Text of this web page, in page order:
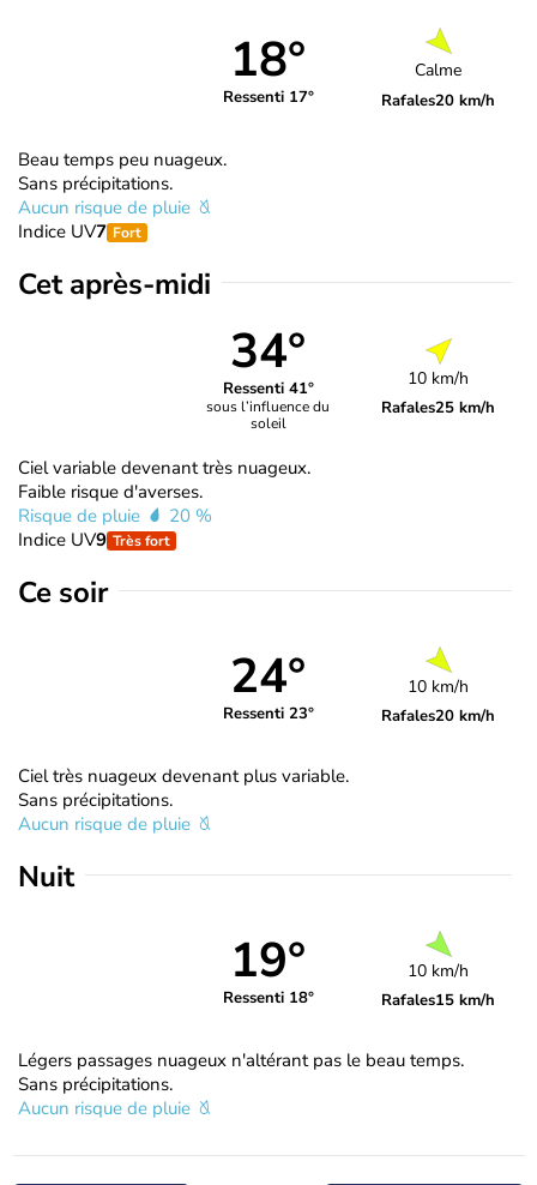
18°
Ressenti 17°
Calme
Rafales20 km/h
Beau temps peu nuageux.
Sans précipitations.
Aucun risque de pluie
Indice UV7 Fort
Cet après-midi
34°
Ressenti 41°
sous l’influence du
soleil
10 km/h
Rafales25 km/h
Ciel variable devenant très nuageux.
Faible risque d'averses.
Risque de pluie
20 %
Indice UV9 Très fort
Ce soir
24°
Ressenti 23°
10 km/h
Rafales20 km/h
Ciel très nuageux devenant plus variable.
Sans précipitations.
Aucun risque de pluie
Nuit
19°
Ressenti 18°
10 km/h
Rafales15 km/h
Légers passages nuageux n'altérant pas le beau temps.
Sans précipitations.
Aucun risque de pluie